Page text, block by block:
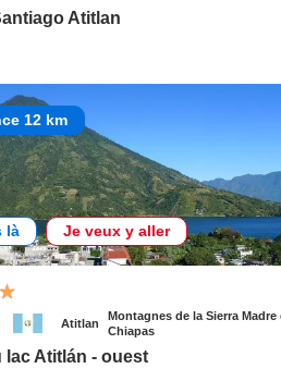
Atitlan
12 km
là Je veux y aller
Atitlan
Montagnes de la Sierra Madre
Chiapas
lac Atitlán - ouest